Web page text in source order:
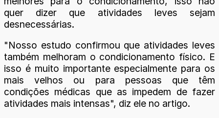
quer dizer que atividades leves sejam
desnecessárias.
"Nosso estudo confirmou que atividades leves
também melhoram o condicionamento físico. E
isso é muito importante especialmente para os
mais velhos ou para pessoas que têm
condições médicas que as impedem de fazer
atividades mais intensas", diz ele no artigo.